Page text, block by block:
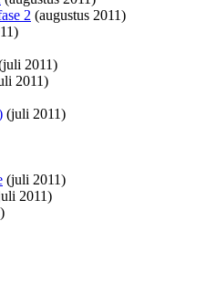
2 (augustus 2011)
2011)
2011)
(juli 2011)
(juli 2011)
2011)